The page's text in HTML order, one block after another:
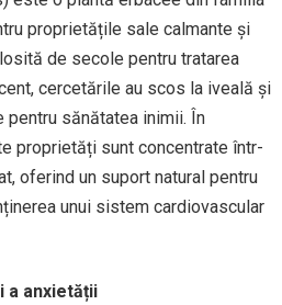
proprietățile sale calmante și
de secole pentru tratarea
cercetările au scos la iveală și
sănătatea inimii. În
proprietăți sunt concentrate într-
oferind un suport natural pentru
unui sistem cardiovascular
a anxietății